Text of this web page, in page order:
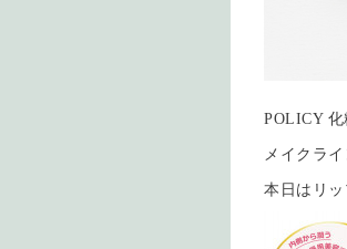
POLICY 化
メイクラ
本日はリ